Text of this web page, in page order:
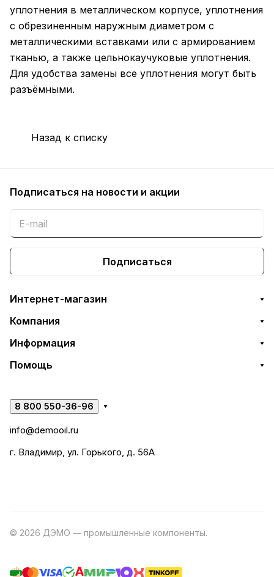
уплотнения в металлическом корпусе, уплотнения
с обрезиненным наружным диаметром с
металлическими вставками или с армированием
тканью, а также цельнокаучуковые уплотнения.
Для удобства замены все уплотнения могут быть
разъёмными.
Назад к списку
Подписаться на новости и акции
Подписаться
Интернет-магазин
Компания
Информация
Помощь
8 800 550-36-96
info@demooil.ru
г. Владимир, ул. Горького, д. 56А
© 2026 ДЭМО — промышленные компоненты.